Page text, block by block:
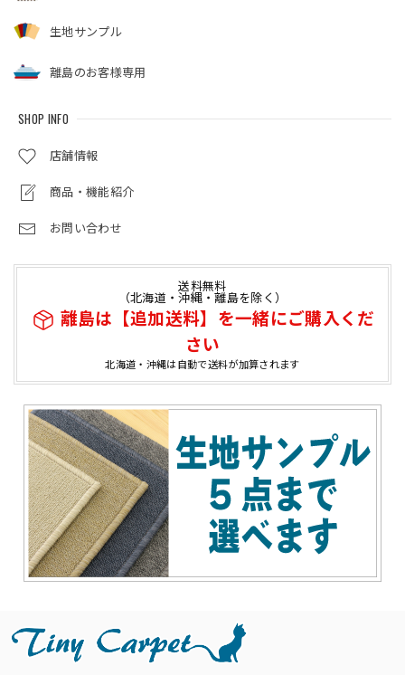
生地サンプル
離島のお客様専用
SHOP INFO
店舗情報
商品・機能紹介
お問い合わせ
送料無料
（北海道・沖縄・離島を除く）
離島は【追加送料】を一緒にご購入くだ
さい
北海道・沖縄は自動で送料が加算されます